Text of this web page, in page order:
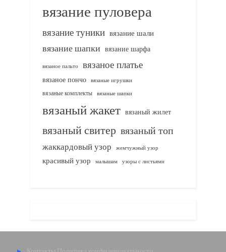
вязание пуловера
вязание туники вязание шали
вязание шапки вязание шарфа
вязаное пальто вязаное платье
вязаное пончо вязаные игрушки
вязаные комплекты
вязаные шапки
вязаный жакет вязаный жилет
вязаный свитер вязаный топ
жаккардовый узор жемчужный узор
красивый узор малышам узоры с листьями